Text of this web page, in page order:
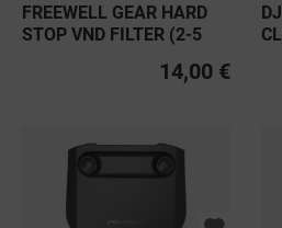
FREEWELL GEAR HARD
STOP VND FILTER (2-5
14,00 €